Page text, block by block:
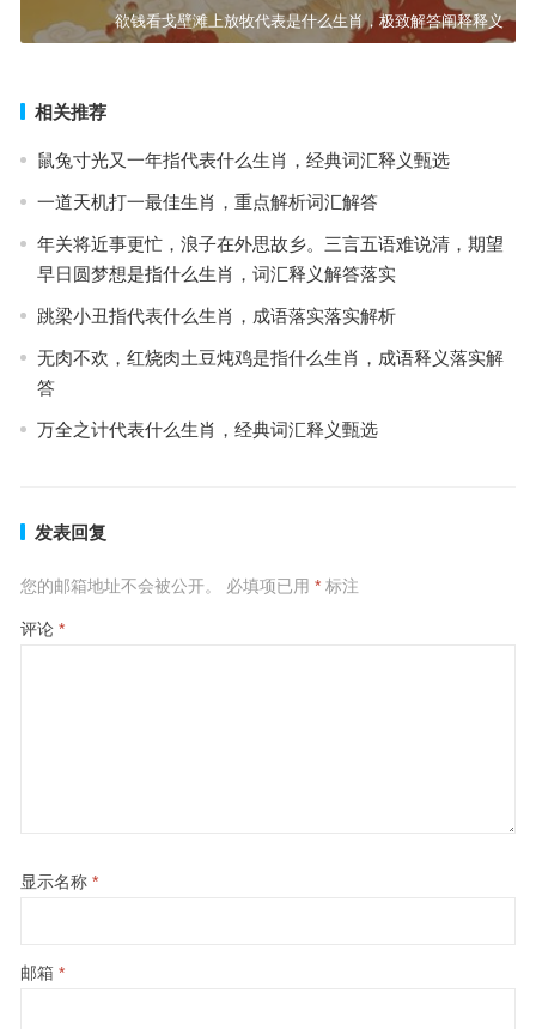
欲钱看戈壁滩上放牧代表是什么生肖，极致解答阐释释义
相关推荐
鼠兔寸光又一年指代表什么生肖，经典词汇释义甄选
一道天机打一最佳生肖，重点解析词汇解答
年关将近事更忙，浪子在外思故乡。三言五语难说清，期望
早日圆梦想是指什么生肖，词汇释义解答落实
跳梁小丑指代表什么生肖，成语落实落实解析
无肉不欢，红烧肉土豆炖鸡是指什么生肖，成语释义落实解
答
万全之计代表什么生肖，经典词汇释义甄选
发表回复
您的邮箱地址不会被公开。 必填项已用 *标注
评论 *
显示名称 *
邮箱 *